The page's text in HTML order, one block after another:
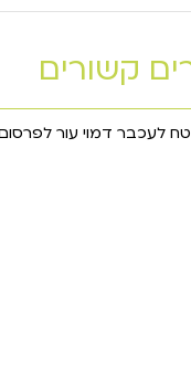
קשורים